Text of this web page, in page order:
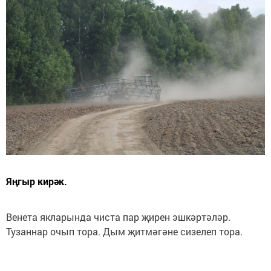
Яңгыр кирәк.
Венета якларында чиста пар җирен эшкәртәләр.
Тузаннар очып тора. Дым җитмәгәне сизелеп тора.